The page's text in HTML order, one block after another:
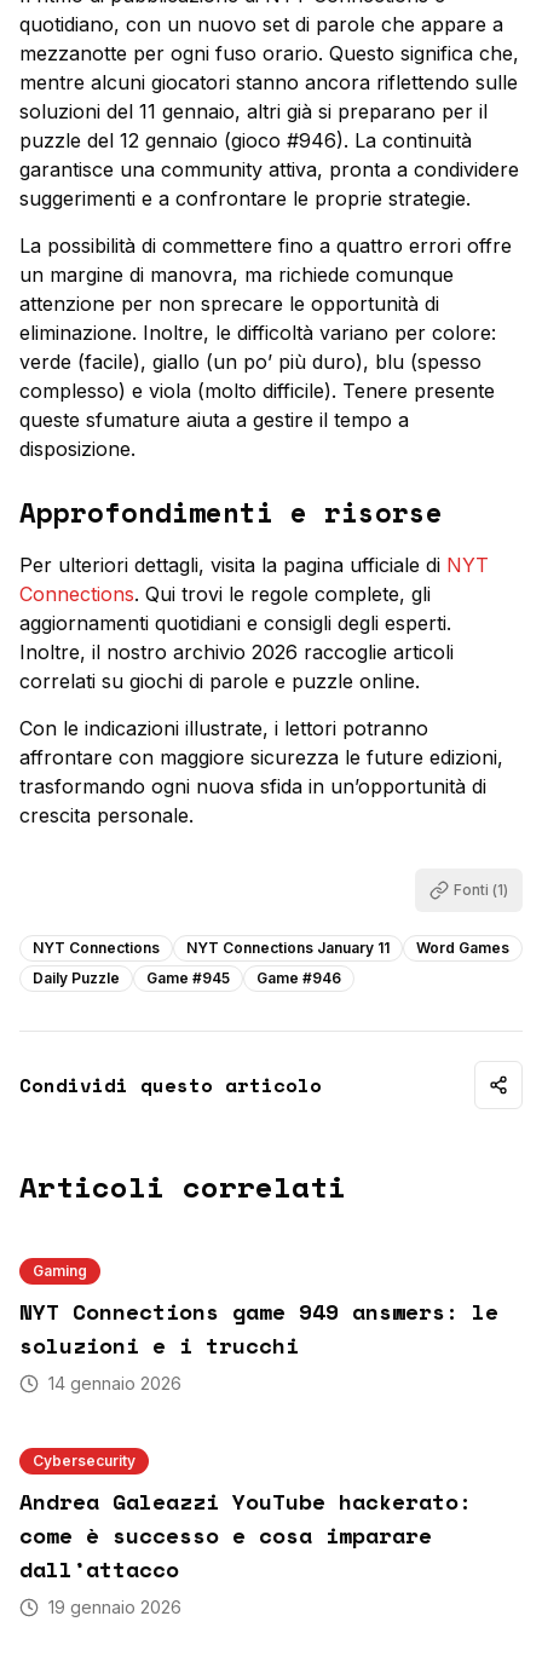
quotidiano, con un nuovo set di parole che appare a
mezzanotte per ogni fuso orario. Questo significa che,
mentre alcuni giocatori stanno ancora riflettendo sulle
soluzioni del 11 gennaio, altri già si preparano per il
puzzle del 12 gennaio (gioco #946). La continuità
garantisce una community attiva, pronta a condividere
suggerimenti e a confrontare le proprie strategie.
La possibilità di commettere fino a quattro errori offre
un margine di manovra, ma richiede comunque
attenzione per non sprecare le opportunità di
eliminazione. Inoltre, le difficoltà variano per colore:
verde (facile), giallo (un po’ più duro), blu (spesso
complesso) e viola (molto difficile). Tenere presente
queste sfumature aiuta a gestire il tempo a
disposizione.
Approfondimenti e risorse
Per ulteriori dettagli, visita la pagina ufficiale di NYT
Connections. Qui trovi le regole complete, gli
aggiornamenti quotidiani e consigli degli esperti.
Inoltre, il nostro archivio 2026 raccoglie articoli
correlati su giochi di parole e puzzle online.
Con le indicazioni illustrate, i lettori potranno
affrontare con maggiore sicurezza le future edizioni,
trasformando ogni nuova sfida in un’opportunità di
crescita personale.
Fonti (1)
NYT Connections NYT Connections January 11
Word Games
Daily Puzzle
Game #945 Game #946
Condividi questo articolo
Articoli correlati
Gaming
NYT Connections game 949 answers: le
soluzioni e i trucchi
14 gennaio 2026
Cybersecurity
Andrea Galeazzi YouTube hackerato:
come è successo e cosa imparare
dall’attacco
19 gennaio 2026